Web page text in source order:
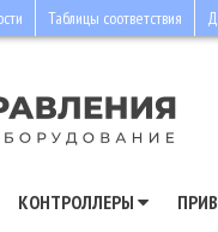
Таблицы соответствия
КОНТРОЛЛЕРЫ